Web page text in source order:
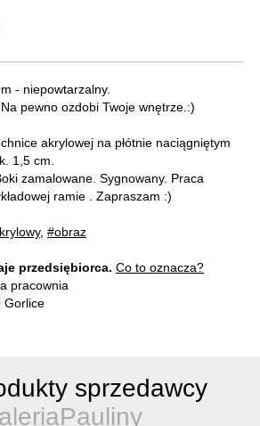
- niepowtarzalny.
pewno ozdobi Twoje wnętrze.:)
akrylowej na płótnie naciągniętym
1,5 cm.
zamalowane. Sygnowany. Praca
ramie . Zapraszam :)
, #obraz
przedsiębiorca. Co to oznacza?
pracownia
Gorlice
sprzedawcy